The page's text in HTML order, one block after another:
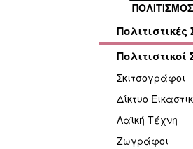
ΠΟΛΙΤΙΣΜΟΣ
Πολιτιστικές
Σκιτσογράφοι
Δίκτυο
Λαϊκή Τέχνη
Ζωγράφοι